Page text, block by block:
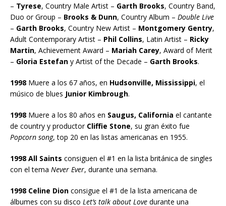
– Tyrese, Country Male Artist – Garth Brooks, Country Band,
Duo or Group – Brooks & Dunn, Country Album – Double Live
– Garth Brooks, Country New Artist – Montgomery Gentry,
Adult Contemporary Artist – Phil Collins, Latin Artist – Ricky
Martin, Achievement Award – Mariah Carey, Award of Merit
– Gloria Estefan y Artist of the Decade – Garth Brooks.
1998 Muere a los 67 años, en Hudsonville, Mississippi, el
músico de blues Junior Kimbrough.
1998 Muere a los 80 años en Saugus, California el cantante
de country y productor Cliffie Stone, su gran éxito fue
Popcorn song, top 20 en las listas americanas en 1955.
1998 All Saints consiguen el #1 en la lista británica de singles
con el tema Never Ever, durante una semana.
1998 Celine Dion consigue el #1 de la lista americana de
álbumes con su disco Let’s talk about Love durante una